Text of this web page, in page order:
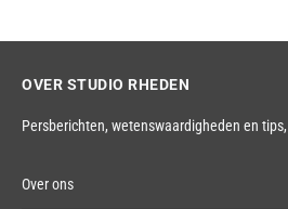
OVER STUDIO RHEDEN
Persberichten, wetenswaardigheden en tips,
Over ons